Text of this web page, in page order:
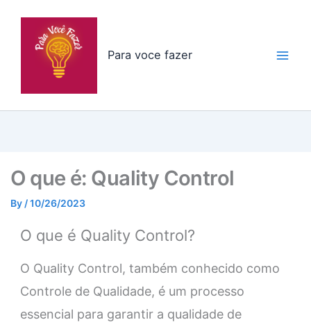
Para voce fazer
O que é: Quality Control
By /10/26/2023
O que é Quality Control?
O Quality Control, também conhecido como
Controle de Qualidade, é um processo
essencial para garantir a qualidade de